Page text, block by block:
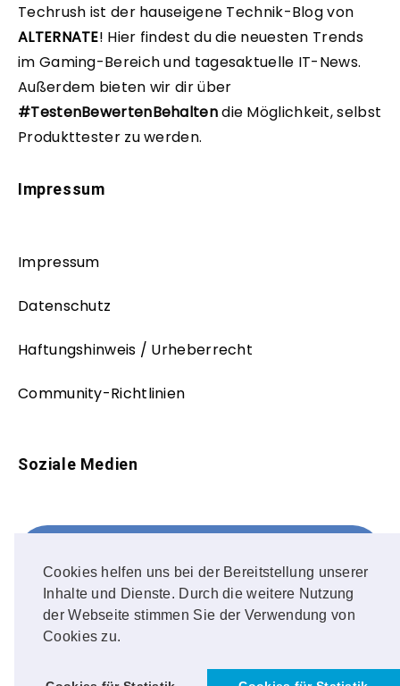
Cookies helfen uns bei der Bereitstellung unserer
Inhalte und Dienste. Durch die weitere Nutzung
der Webseite stimmen Sie der Verwendung von
Cookies zu.
Techrush ist der hauseigene Technik-Blog von
ALTERNATE! Hier findest du die neuesten Trends
im Gaming-Bereich und tagesaktuelle IT-News.
Außerdem bieten wir dir über
#TestenBewertenBehaltendie Möglichkeit, selbst
Produkttester zu werden.
Impressum
Impressum
Datenschutz
Haftungshinweis / Urheberrecht
Community-Richtlinien
Soziale Medien
FOLLOW ME!
Instagram
OUR PHOTOS!